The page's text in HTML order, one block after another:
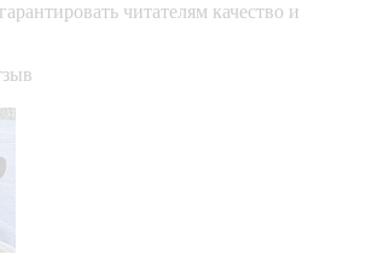
читателям качество и